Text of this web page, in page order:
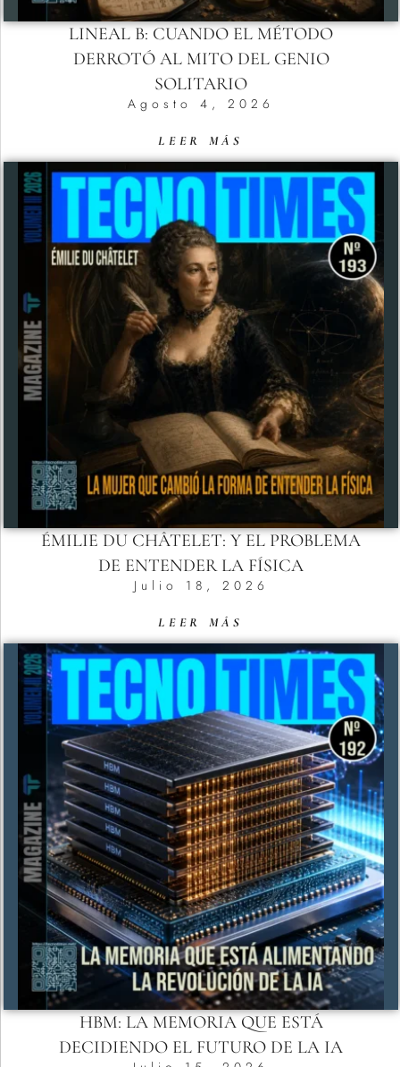
LINEAL B: CUANDO EL MÉTODO
DERROTÓ AL MITO DEL GENIO
SOLITARIO
Agosto 4, 2026
LEER MÁS
ÉMILIE DU CHÂTELET: Y EL PROBLEMA
DE ENTENDER LA FÍSICA
Julio 18, 2026
LEER MÁS
HBM: LA MEMORIA QUE ESTÁ
DECIDIENDO EL FUTURO DE LA IA